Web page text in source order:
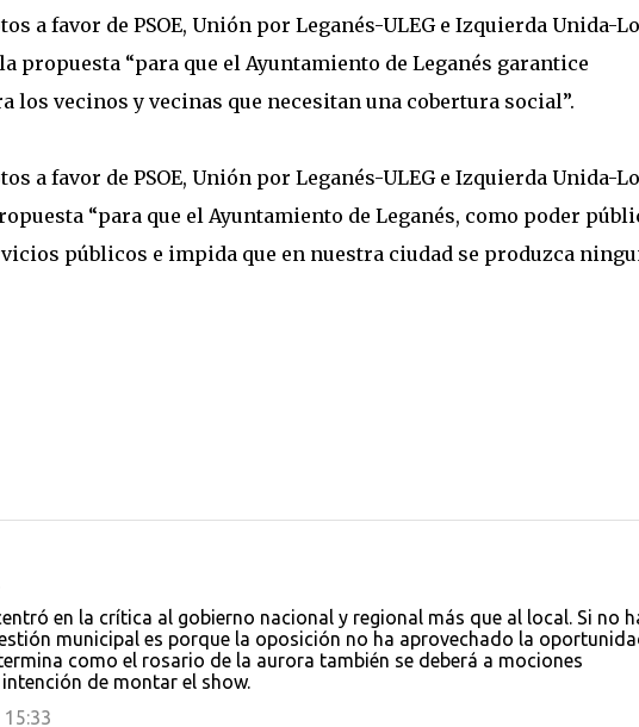
a favor de PSOE, Unión por Leganés-ULEG e Izquierda Unida-
propuesta “para que el Ayuntamiento de Leganés garantice
los vecinos y vecinas que necesitan una cobertura social”.
a favor de PSOE, Unión por Leganés-ULEG e Izquierda Unida-
“para que el Ayuntamiento de Leganés, como poder
públicos e impida que en nuestra ciudad se produzca
en la crítica al gobierno nacional y regional más que al local. Si no
municipal es porque la oposición no ha aprovechado la
como el rosario de la aurora también se deberá a mociones
de montar el show.